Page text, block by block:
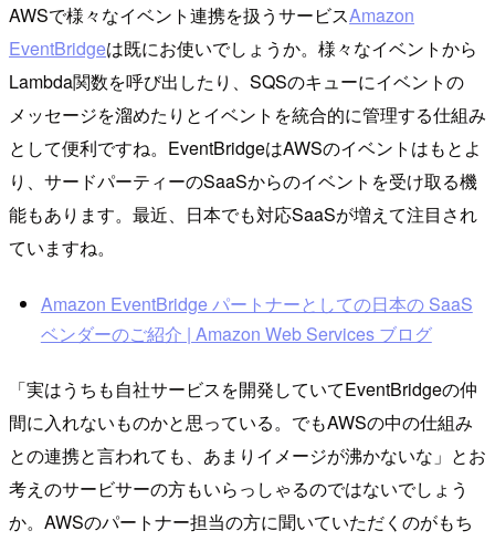
AWSで様々なイベント連携を扱うサービスAmazon
EventBridgeは既にお使いでしょうか。様々なイベントから
Lambda関数を呼び出したり、SQSのキューにイベントの
メッセージを溜めたりとイベントを統合的に管理する仕組み
として便利ですね。EventBridgeはAWSのイベントはもとよ
り、サードパーティーのSaaSからのイベントを受け取る機
能もあります。最近、日本でも対応SaaSが増えて注目され
ていますね。
Amazon EventBridge パートナーとしての日本の SaaS
ベンダーのご紹介 | Amazon Web Services ブログ
「実はうちも自社サービスを開発していてEventBridgeの仲
間に入れないものかと思っている。でもAWSの中の仕組み
との連携と言われても、あまりイメージが沸かないな」とお
考えのサービサーの方もいらっしゃるのではないでしょう
か。AWSのパートナー担当の方に聞いていただくのがもち